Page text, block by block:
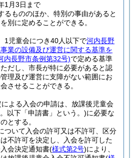
1月3日まで
るもののほか、特別の事由があると
別に定めることができる。
1児童会につき40人以下で河内長野
業の設備及び運営に関する基準を
内長野市条例第32号)で定める基準
ただし、市長が特に必要があると認
理及び運営に支障がない範囲にお
させることができる。
よる入会の申請は、放課後児童会
。以下「申請書」という。)に必要な
とする。
ついて入会の許可又は不許可、区分
不許可を決定し、入会を許可した
会決定通知書(様式第2号)により、